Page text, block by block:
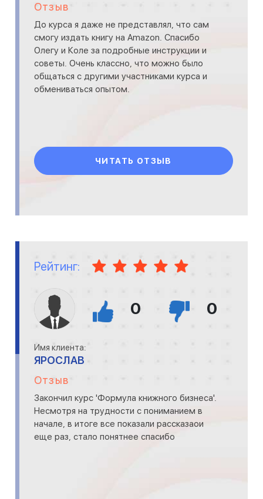
Отзыв
До курса я даже не представлял, что сам
смогу издать книгу на Amazon. Спасибо
Олегу и Коле за подробные инструкции и
советы. Очень классно, что можно было
общаться с другими участниками курса и
обмениваться опытом.
ЧИТАТЬ ОТЗЫВ
Рейтинг:
0 0
Имя клиента:
ЯРОСЛАВ
Отзыв
Закончил курс 'Формула книжного бизнеса'.
Несмотря на трудности с пониманием в
начале, в итоге все показали рассказаои
еще раз, стало понятнее спасибо